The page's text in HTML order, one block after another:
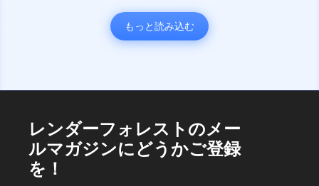
もっと読み込む
レンダーフォレストのメー
ルマガジンにどうかご登録
を！